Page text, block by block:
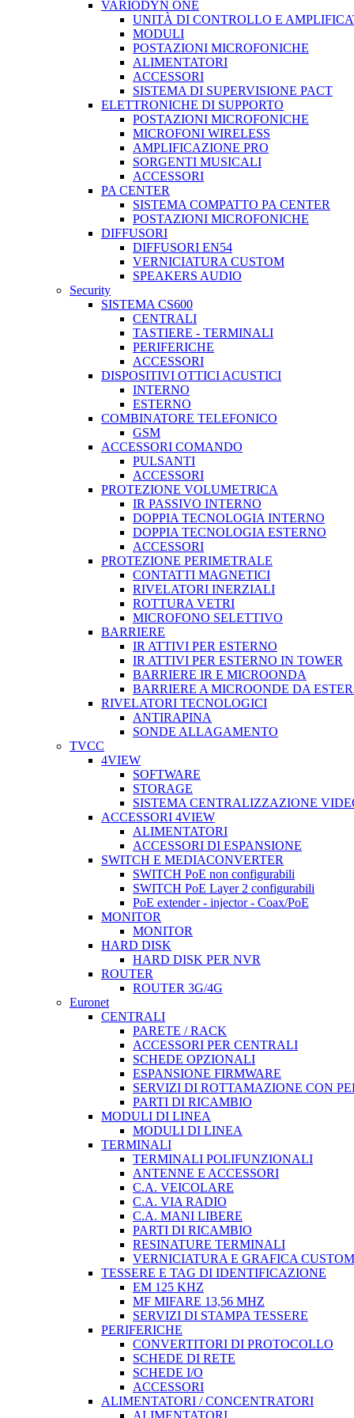
VARIODYN ONE
UNITÀ DI CONTROLLO E
MODULI
POSTAZIONI MICROFONICHE
ALIMENTATORI
ACCESSORI
SISTEMA DI SUPERVISIONE PACT
ELETTRONICHE DI SUPPORTO
POSTAZIONI MICROFONICHE
MICROFONI WIRELESS
AMPLIFICAZIONE PRO
SORGENTI MUSICALI
ACCESSORI
PA CENTER
SISTEMA COMPATTO PA CENTER
POSTAZIONI MICROFONICHE
DIFFUSORI
DIFFUSORI EN54
VERNICIATURA CUSTOM
SPEAKERS AUDIO
Security
SISTEMA CS600
CENTRALI
TASTIERE - TERMINALI
PERIFERICHE
ACCESSORI
DISPOSITIVI OTTICI ACUSTICI
INTERNO
ESTERNO
COMBINATORE TELEFONICO
GSM
ACCESSORI COMANDO
PULSANTI
ACCESSORI
PROTEZIONE VOLUMETRICA
IR PASSIVO INTERNO
DOPPIA TECNOLOGIA INTERNO
DOPPIA TECNOLOGIA ESTERNO
ACCESSORI
PROTEZIONE PERIMETRALE
CONTATTI MAGNETICI
RIVELATORI INERZIALI
ROTTURA VETRI
MICROFONO SELETTIVO
BARRIERE
IR ATTIVI PER ESTERNO
IR ATTIVI PER ESTERNO IN TOWER
BARRIERE IR E MICROONDA
BARRIERE A MICROONDE DA
RIVELATORI TECNOLOGICI
ANTIRAPINA
SONDE ALLAGAMENTO
TVCC
4VIEW
SOFTWARE
STORAGE
SISTEMA CENTRALIZZAZIONE
ACCESSORI 4VIEW
ALIMENTATORI
ACCESSORI DI ESPANSIONE
SWITCH E MEDIACONVERTER
SWITCH PoE non configurabili
SWITCH PoE Layer 2 configurabili
PoE extender - injector - Coax/PoE
MONITOR
MONITOR
HARD DISK
HARD DISK PER NVR
ROUTER
ROUTER 3G/4G
Euronet
CENTRALI
PARETE / RACK
ACCESSORI PER CENTRALI
SCHEDE OPZIONALI
ESPANSIONE FIRMWARE
SERVIZI DI ROTTAMAZIONE CON
PARTI DI RICAMBIO
MODULI DI LINEA
MODULI DI LINEA
TERMINALI
TERMINALI POLIFUNZIONALI
ANTENNE E ACCESSORI
C.A. VEICOLARE
C.A. VIA RADIO
C.A. MANI LIBERE
PARTI DI RICAMBIO
RESINATURE TERMINALI
VERNICIATURA E GRAFICA CUSTOM
TESSERE E TAG DI IDENTIFICAZIONE
EM 125 KHZ
MF MIFARE 13,56 MHZ
SERVIZI DI STAMPA TESSERE
PERIFERICHE
CONVERTITORI DI PROTOCOLLO
SCHEDE DI RETE
SCHEDE I/O
ACCESSORI
ALIMENTATORI / CONCENTRATORI
ALIMENTATORI